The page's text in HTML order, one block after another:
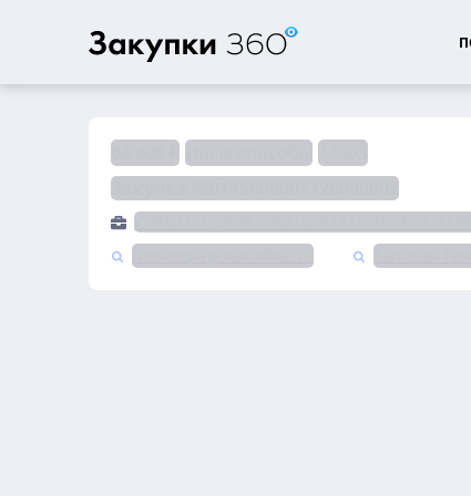
КОМИТЕТ ОБРАЗОВАНИЯ ГАТЧИНСКОГО